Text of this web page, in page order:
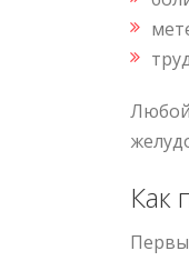
Любой
Как